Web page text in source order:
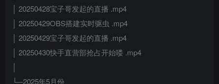
│ 20250428宝子哥发起的直播 .mp4
│ 20250429OBS搭建实时驱虫 .mp4
│ 20250429宝子哥发起的直播 .mp4
│ 20250430快手直营部抢占开始喽 .mp4
└─2025年5月份